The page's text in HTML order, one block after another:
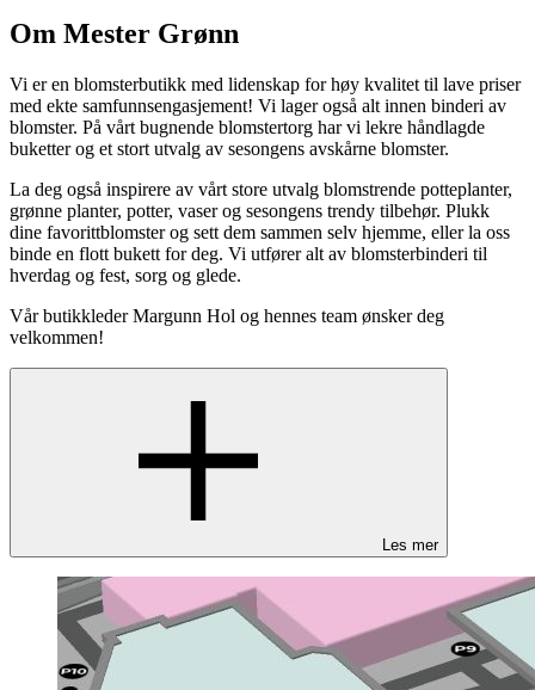
Om Mester Grønn
Vi er en blomsterbutikk med lidenskap for høy kvalitet til lave priser
med ekte samfunnsengasjement! Vi lager også alt innen binderi av
blomster. På vårt bugnende blomstertorg har vi lekre håndlagde
buketter og et stort utvalg av sesongens avskårne blomster.
La deg også inspirere av vårt store utvalg blomstrende potteplanter,
grønne planter, potter, vaser og sesongens trendy tilbehør. Plukk
dine favorittblomster og sett dem sammen selv hjemme, eller la oss
binde en flott bukett for deg. Vi utfører alt av blomsterbinderi til
hverdag og fest, sorg og glede.
Vår butikkleder Margunn Hol og hennes team ønsker deg
velkommen!
Les mer